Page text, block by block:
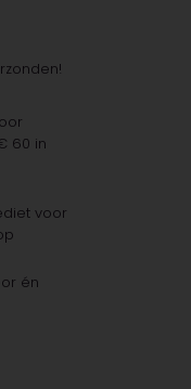
60 in
voor
én